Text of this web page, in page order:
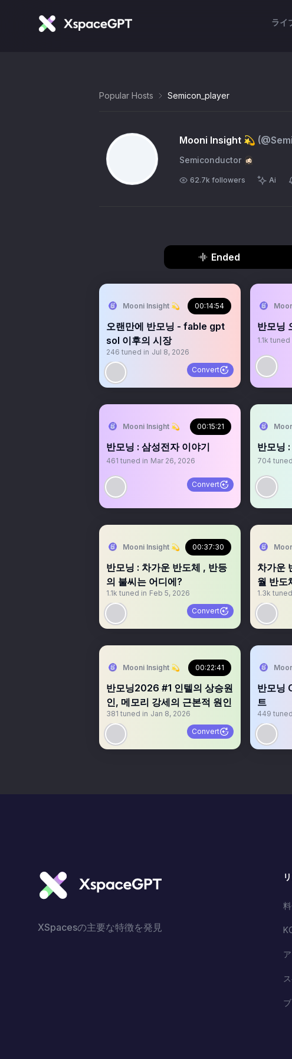
ライ
Popular Hosts Semicon_player
Mooni Insight 💫 (@
Semiconductor 🧔🏻‍♀️
62.7k followers Ai
Ended
Mooni Insight 💫 00:14:54
오랜만에 반모닝 - fable gpt
sol 이후의 시장
246 tuned in Jul 8, 2026
Convert
반모닝
1.1k tuned
Mooni Insight 💫 00:15:21
반모닝 : 삼성전자 이야기
461 tuned in Mar 26, 2026
Convert
반모닝
704
Mooni Insight 💫 00:37:30
반모닝 : 차가운 반도체 , 반등
의 불씨는 어디에?
1.1k tuned in Feb 5, 2026
Convert
차가운
월 반도
1.3k
Mooni Insight 💫 00:22:41
반모닝2026 #1 인텔의 상승원
인, 메모리 강세의 근본적 원인
381 tuned in Jan 8, 2026
Convert
반모닝
트
449
XSpacesの主要な特徴を発見